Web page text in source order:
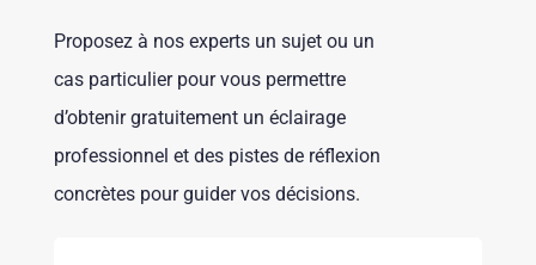
Proposez à nos experts un sujet ou un
cas particulier pour vous permettre
d’obtenir gratuitement un éclairage
professionnel et des pistes de réflexion
concrètes pour guider vos décisions.